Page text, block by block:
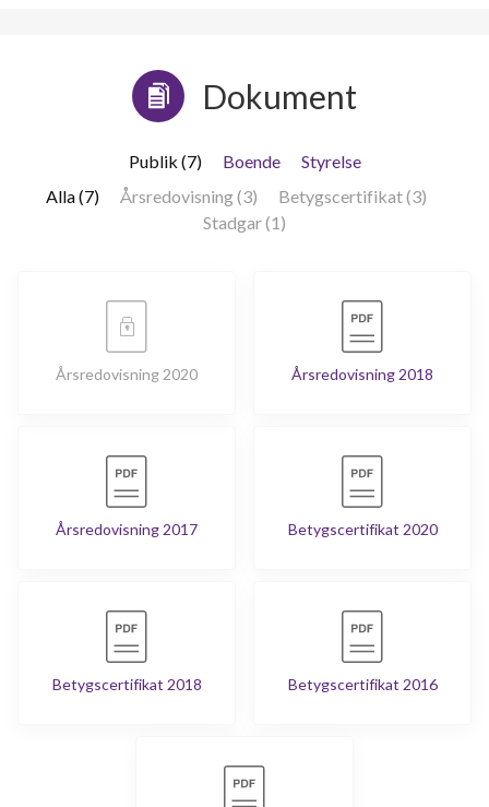
Dokument
Publik (7) Boende
Styrelse
Alla (7)
Årsredovisning (3)
Betygscertifikat (3)
Stadgar (1)
Årsredovisning 2020 Årsredovisning 2018
Årsredovisning 2017 Betygscertifikat 2020
Betygscertifikat 2018 Betygscertifikat 2016